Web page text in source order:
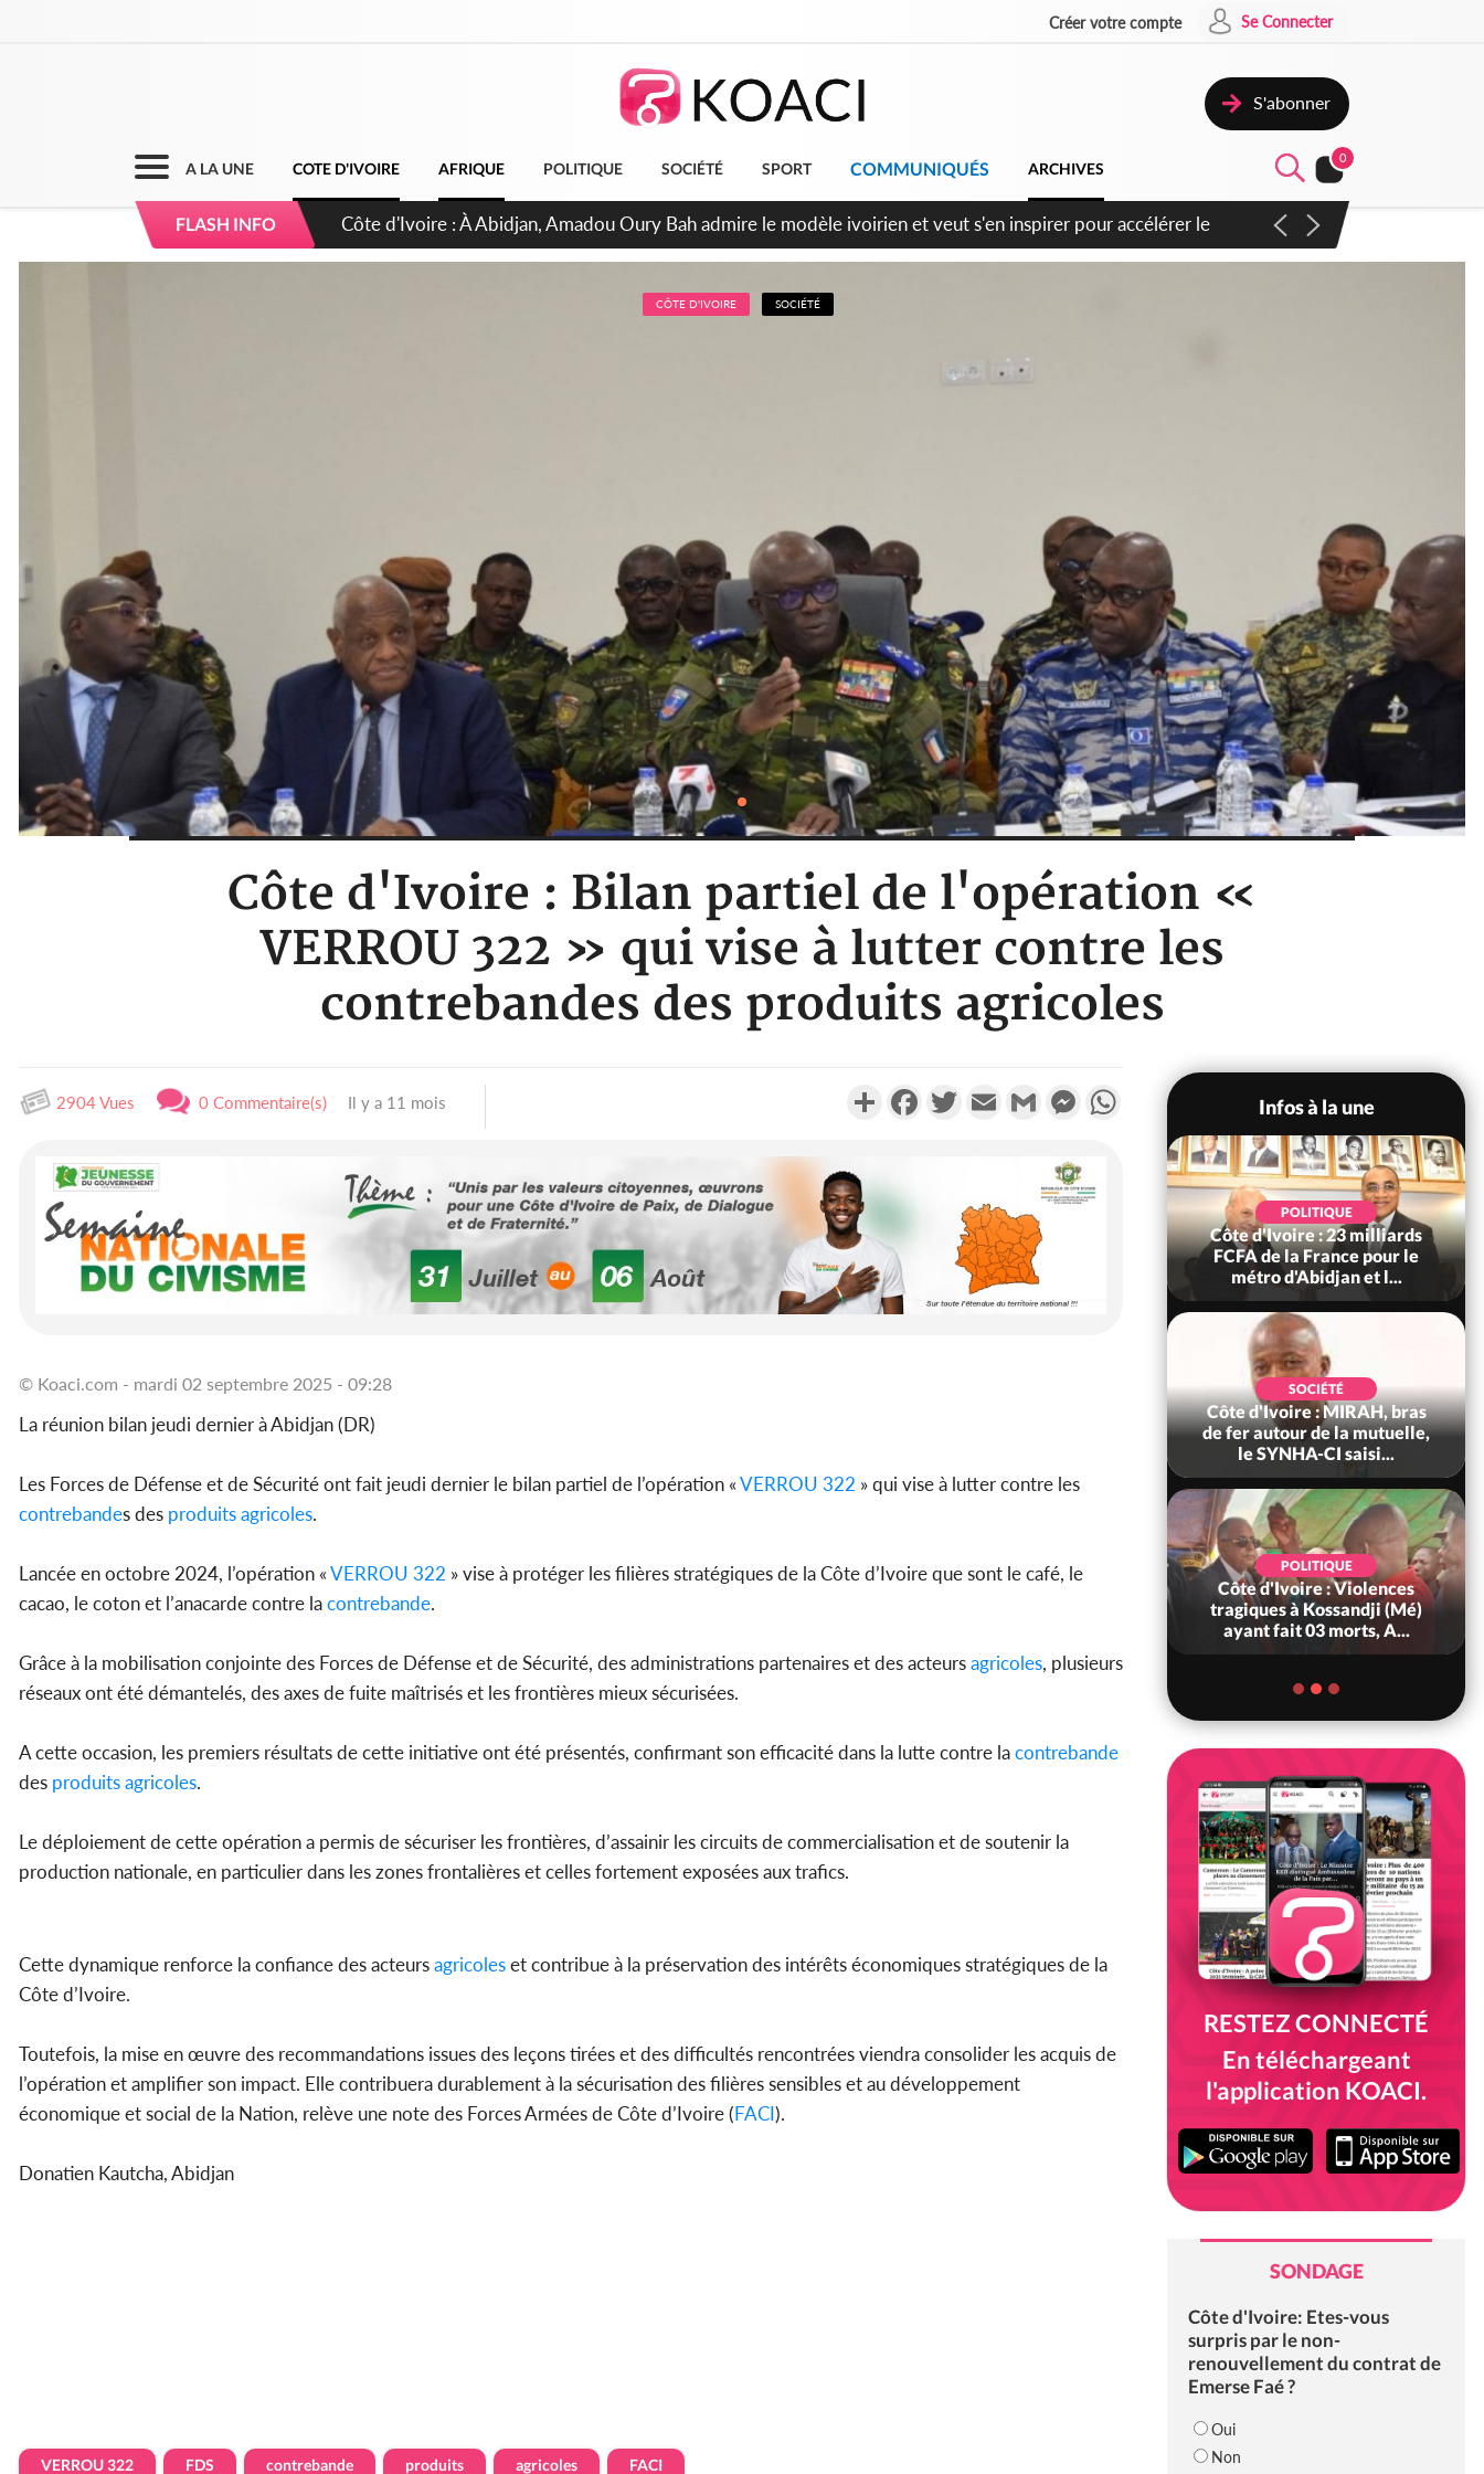
Créer votre compte Se Connecter
S'abonner
A LA UNE COTE D'IVOIRE AFRIQUE POLITIQUE SOCIÉTÉ SPORT COMMUNIQUÉS ARCHIVES
0
FLASH INFO
Côte d'Ivoire : 23 milliards FCFA de la France pour le métro d'Abidjan et les Agoras : un nouveau coup
d'accélérateur aux projets structurants
CÔTE D'IVOIRE SOCIÉTÉ
Côte d'Ivoire : Bilan partiel de l'opération «
VERROU 322 » qui vise à lutter contre les
contrebandes des produits agricoles
2904 Vues 0 Commentaire(s) Il y a 11 mois PartagerFacebookTwitterEmail Gmail MessengerWhatsApp
© Koaci.com - mardi 02 septembre 2025 - 09:28
La réunion bilan jeudi dernier à Abidjan (DR)
Les Forces de Défense et de Sécurité ont fait jeudi dernier le bilan partiel de l’opération «VERROU 322 » qui vise à lutter contre les
contrebandes des produitsagricoles.
Lancée en octobre 2024, l’opération «VERROU 322 » vise à protéger les filières stratégiques de la Côte d’Ivoire que sont le café, le
cacao, le coton et l’anacarde contre lacontrebande.
Grâce à la mobilisation conjointe des Forces de Défense et de Sécurité, des administrations partenaires et des acteursagricoles, plusieurs
réseaux ont été démantelés, des axes de fuite maîtrisés et les frontières mieux sécurisées.
A cette occasion, les premiers résultats de cette initiative ont été présentés, confirmant son efficacité dans la lutte contre lacontrebande
des produitsagricoles.
Le déploiement de cette opération a permis de sécuriser les frontières, d’assainir les circuits de commercialisation et de soutenir la
production nationale, en particulier dans les zones frontalières et celles fortement exposées aux trafics.
Cette dynamique renforce la confiance des acteursagricoleset contribue à la préservation des intérêts économiques stratégiques de la
Côte d’Ivoire.
Toutefois, la mise en œuvre des recommandations issues des leçons tirées et des difficultés rencontrées viendra consolider les acquis de
l’opération et amplifier son impact. Elle contribuera durablement à la sécurisation des filières sensibles et au développement
économique et social de la Nation, relève une note des Forces Armées de Côte d’Ivoire (FACI).
Donatien Kautcha, Abidjan
VERROU 322 FDS contrebande produits agricoles FACI
Infos à la une
POLITIQUE
Côte d'Ivoire : Décrispation ?
Mamadou Traoré ex
conseiller de Soro a recou...
POLITIQUE
Côte d'Ivoire : À Abidjan,
POLITIQUE
Côte d'Ivoire : 23 milliards
FCFA de la France pour le
métro d'Abidjan et l...
SOCIÉTÉ
Côte d'Ivoire : MIRAH, bras
de fer autour de la mutuelle,
le SYNHA-CI saisi...
POLITIQUE
Côte d'Ivoire : Violences
tragiques à Kossandji (Mé)
ayant fait 03 morts, A...
RESTEZ CONNECTÉ
En téléchargeant
l'application KOACI.
SONDAGE
Côte d'Ivoire: Etes-vous
surpris par le non-
renouvellement du contrat de
Emerse Faé ?
Oui
Non